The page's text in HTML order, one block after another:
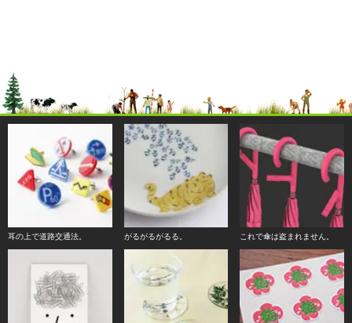
耳の上で道路交通法。 がるがるがるる。 これで傘は盗まれません。